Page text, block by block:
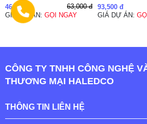
46,000 đ
63,000 đ
GIÁ DỰ ÁN: GỌI NGAY
93,500 đ
GIÁ DỰ ÁN:
CÔNG TY TNHH CÔNG NGHỆ
THƯƠNG MẠI HALEDCO
THÔNG TIN LIÊN HỆ